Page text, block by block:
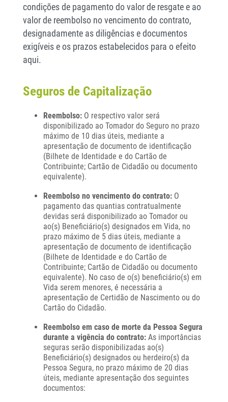
condições de pagamento do valor de resgate e ao
valor de reembolso no vencimento do contrato,
designadamente as diligências e documentos
exigíveis e os prazos estabelecidos para o efeito
aqui.
Seguros de Capitalização
Reembolso: O respectivo valor será
disponibilizado ao Tomador do Seguro no prazo
máximo de 10 dias úteis, mediante a
apresentação de documento de identificação
(Bilhete de Identidade e do Cartão de
Contribuinte; Cartão de Cidadão ou documento
equivalente).
Reembolso no vencimento do contrato: O
pagamento das quantias contratualmente
devidas será disponibilizado ao Tomador ou
ao(s) Beneficiário(s) designados em Vida, no
prazo máximo de 5 dias úteis, mediante a
apresentação de documento de identificação
(Bilhete de Identidade e do Cartão de
Contribuinte; Cartão de Cidadão ou documento
equivalente). No caso de o(s) beneficiário(s) em
Vida serem menores, é necessária a
apresentação de Certidão de Nascimento ou do
Cartão do Cidadão.
Reembolso em caso de morte da Pessoa Segura
durante a vigência do contrato: As importâncias
seguras serão disponibilizadas ao(s)
Beneficiário(s) designados ou herdeiro(s) da
Pessoa Segura, no prazo máximo de 20 dias
úteis, mediante apresentação dos seguintes
documentos: